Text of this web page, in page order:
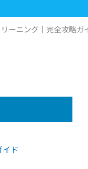
ーニング｜完全攻略ガ
ド